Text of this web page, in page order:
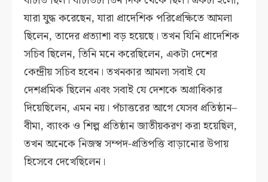
যারা যুদ্ধ করেছেন, যারা প্রাদেশিক পরিপ্রেক্ষিতে আমলা
ছিলেন, তাদের প্রত্যাশা বড় হয়েছে। তখন যিনি প্রাদেশিক
সচিব ছিলেন, তিনি মনে করেছিলেন, একটা দেশের
কেন্দ্রীয় সচিব হবেন। তখনকার আমলা সবাই যে
দেশপ্রমিক ছিলেন এবং সবাই যে দেশকে অগ্রাধিকার
দিয়েছিলেন, এমন নয়। পঁচাত্তরের আগে যেসব প্রতিষ্ঠান–
বীমা, ব্যাংক ও শিল্প প্রতিষ্ঠান জাতীয়করণ করা হয়েছিল,
তখন অনেকে নিজস্ব সম্পদ-প্রতিপত্তি বাড়ানোর উপায়
হিসেবে দেখেছিলেন।